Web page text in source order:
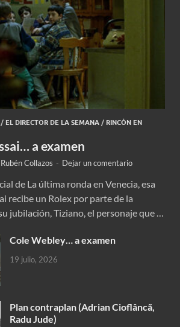
/ EL DIRECTOR DE LA SEMANA / RINCÓN EN
a examen
Rubén Collazos - Dejar un comentario
de La última ronda en Venecia, esa
recibe un Rolex por parte de la
jubilación, Tiziano, el personaje que …
Cole Webley… a examen
19 julio, 2026
Plan contraplan (Adrian Cioflâncã,
Radu Jude)